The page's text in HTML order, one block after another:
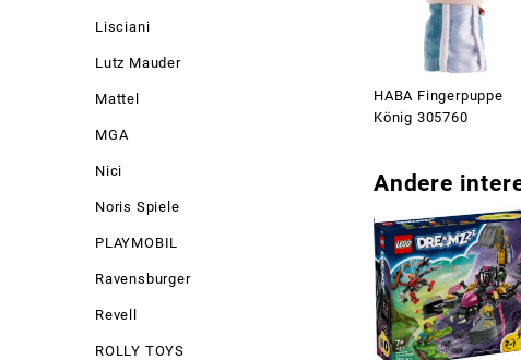
Lisciani
Lutz Mauder
Mattel
MGA
Nici
Noris Spiele
PLAYMOBIL
Ravensburger
Revell
ROLLY TOYS
HABA Fingerpuppe
König 305760
Andere